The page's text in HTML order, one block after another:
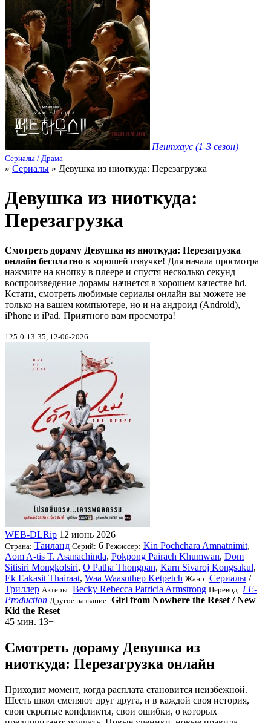
Пентхаус (1-3 сезон)
Сериалы / Драма
» Сериалы » Девушка из ниоткуда: Перезагрузка
Девушка из ниоткуда:
Перезагрузка
Смотреть дораму Девушка из ниоткуда: Перезагрузка
онлайн бесплатно в хорошей озвучке! Для начала просмотра
нажмите на кнопку в плеере и спустя несколько секунд
воспроизведение дорамы начнется в хорошем качестве hd.
Кстати, смотреть любимые сериалы онлайн вы можете не
только на вашем компьютере, но и на андроид (Android),
iPhone и iPad. Приятного вам просмотра!
125 0 13:35, 12-06-2026
WEB-DLRip 12 июнь 2026
Страна: Таиланд Серий: 6 Режиссер: Kin Pochchara Amnatnimit,
Aom A-tis T. Asanachinda, Pokpong Pairach Khumwan, Dom
Sitisiri Mongkolsiri, O Patha Thongpan, Karn Sivaroj Kongsakul,
Ek Eakasit Thairaat, Waa Waasuthep Ketpetch Жанр: Сериалы /
Триллер Актеры: Becky Rebecca Patricia Armstrong Перевод: LE-
Production Другое название: Girl from Nowhere the Reset / New
Kid the Reset
45 мин. 13+
Смотреть дораму Девушка из
ниоткуда: Перезагрузка онлайн
Приходит момент, когда расплата становится неизбежной.
Шесть школ сменяют друг друга, и в каждой своя история,
свои скрытые конфликты, свои ошибки, о которых